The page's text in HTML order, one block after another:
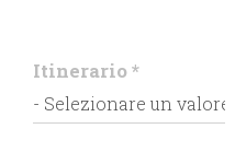
Itinerario*